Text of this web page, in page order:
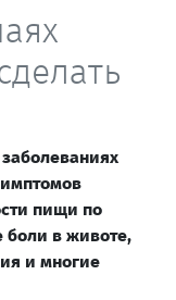
пищи по
в животе,
и многие